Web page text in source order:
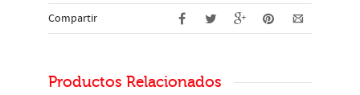
Compartir
Productos Relacionados